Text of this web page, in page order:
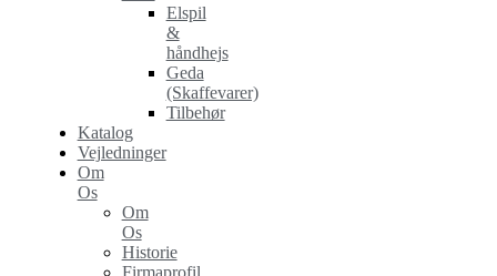
Elspil
&
håndhejs
Geda
(Skaffevarer)
Tilbehør
Katalog
Vejledninger
Om
Os
Om
Os
Historie